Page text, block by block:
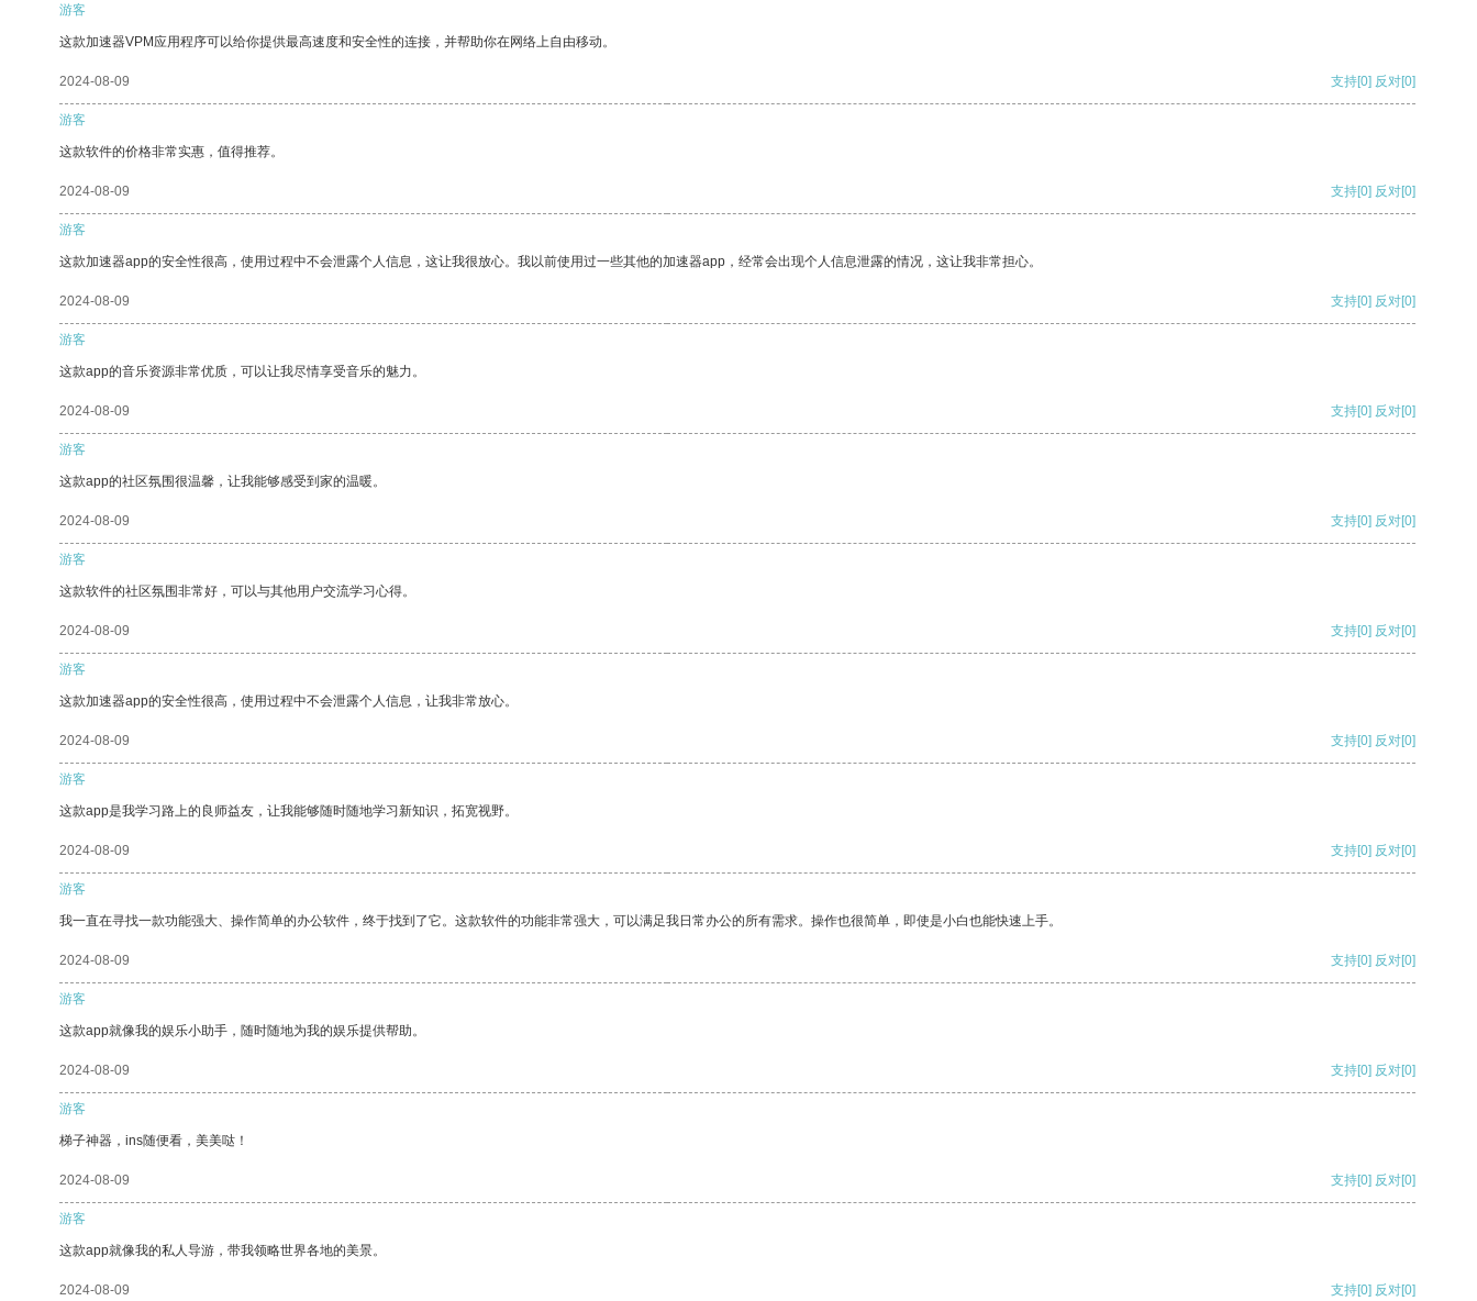
游客
这款加速器VPM应用程序可以给你提供最高速度和安全性的连接，并帮助你在网络上自由移动。
2024-08-09 支持[0] 反对[0]
游客
这款软件的价格非常实惠，值得推荐。
2024-08-09 支持[0] 反对[0]
游客
这款加速器app的安全性很高，使用过程中不会泄露个人信息，这让我很放心。我以前使用过一些其他的加速器app，经常会出现个人信息泄露的情况，这让我非常担心。
2024-08-09 支持[0] 反对[0]
游客
这款app的音乐资源非常优质，可以让我尽情享受音乐的魅力。
2024-08-09 支持[0] 反对[0]
游客
这款app的社区氛围很温馨，让我能够感受到家的温暖。
2024-08-09 支持[0] 反对[0]
游客
这款软件的社区氛围非常好，可以与其他用户交流学习心得。
2024-08-09 支持[0] 反对[0]
游客
这款加速器app的安全性很高，使用过程中不会泄露个人信息，让我非常放心。
2024-08-09 支持[0] 反对[0]
游客
这款app是我学习路上的良师益友，让我能够随时随地学习新知识，拓宽视野。
2024-08-09 支持[0] 反对[0]
游客
我一直在寻找一款功能强大、操作简单的办公软件，终于找到了它。这款软件的功能非常强大，可以满足我日常办公的所有需求。操作也很简单，即使是小白也能快速上手。
2024-08-09 支持[0] 反对[0]
游客
这款app就像我的娱乐小助手，随时随地为我的娱乐提供帮助。
2024-08-09 支持[0] 反对[0]
游客
梯子神器，ins随便看，美美哒！
2024-08-09 支持[0] 反对[0]
游客
这款app就像我的私人导游，带我领略世界各地的美景。
2024-08-09 支持[0] 反对[0]